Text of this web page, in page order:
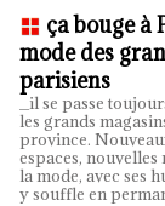
ça bouge à
mode des
parisiens
_il se passe
les grands
province.
espaces, nouvelles
la mode, avec ses
y souffle en